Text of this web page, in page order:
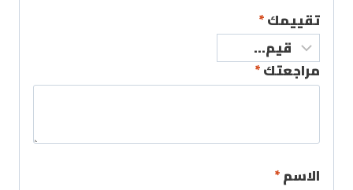
تقييمك*
مراجعتك*
الاسم*